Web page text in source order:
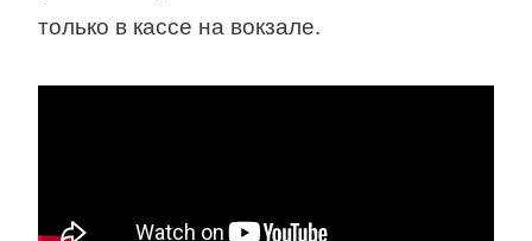
только в кассе на вокзале.